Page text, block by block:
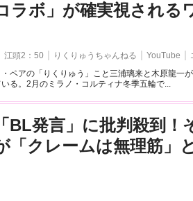
ラボ」が確実視される
江頭2：50 りくりゅうちゃんねる YouTube
ペアの「りくりゅう」こと三浦璃来と木原龍一が
る。2月のミラノ・コルティナ冬季五輪で...
BL発言」に批判殺到！
「クレームは無理筋」